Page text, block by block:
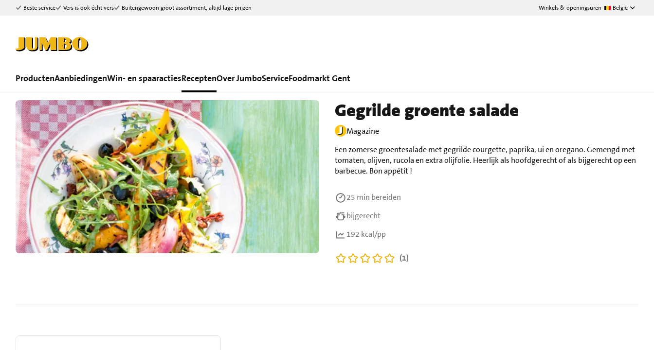
Ga naar zoeken
Ga naar hoofdinhoud
Beste service Vers is ook écht vers Buitengewoon groot assortiment, altijd lage prijzen Winkels & openingsuren België
ProductenAanbiedingenWin- en spaaractiesReceptenOver JumboServiceFoodmarkt Gent
Gegrilde groente salade
Magazine
Een zomerse groentesalade met gegrilde courgette, paprika, ui en oregano. Gemengd met
tomaten, olijven, rucola en extra olijfolie. Heerlijk als hoofdgerecht of als bijgerecht op een
barbecue. Bon appétit !
25 min bereiden
bijgerecht
192 kcal/pp
(1)